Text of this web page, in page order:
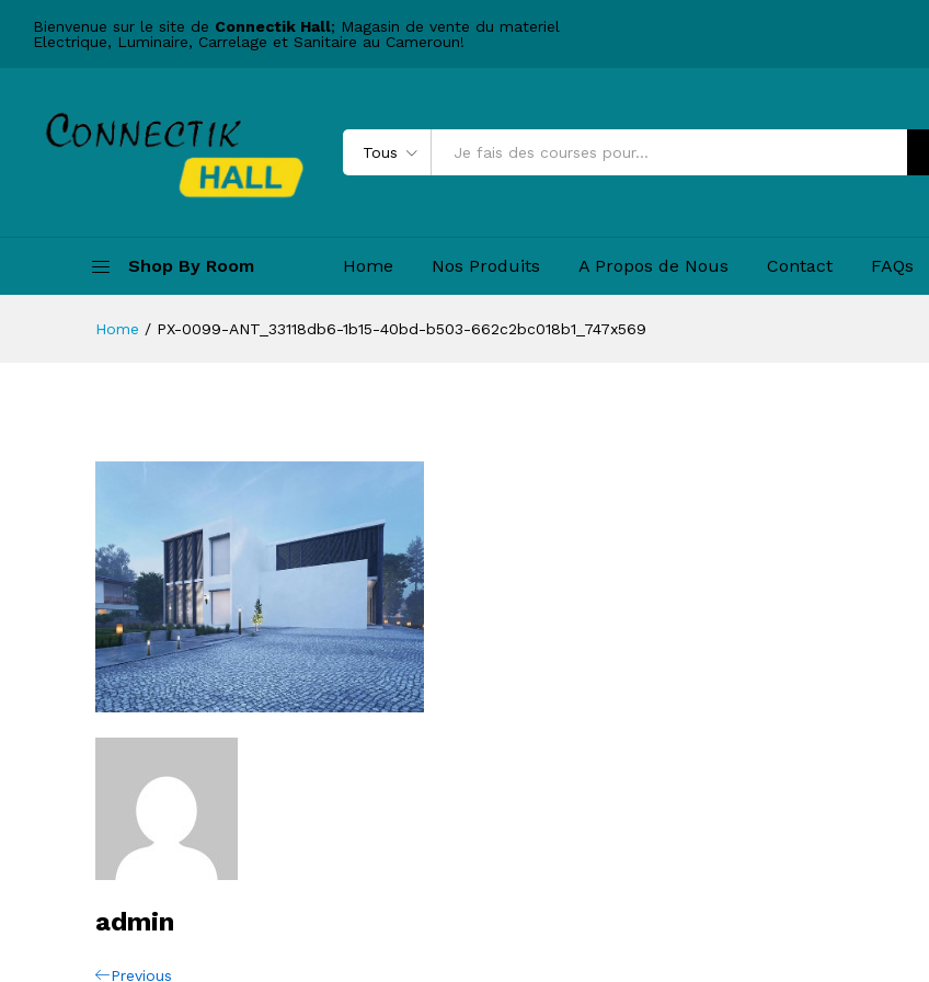
Bienvenue sur le site de Connectik Hall; Magasin de vente du materiel
Electrique, Luminaire, Carrelage et Sanitaire au Cameroun!
Tous
Shop By Room Home Nos Produits A Propos de Nous Contact FAQs
Home / PX-0099-ANT_33118db6-1b15-40bd-b503-662c2bc018b1_747x569
admin
Previous
Previous